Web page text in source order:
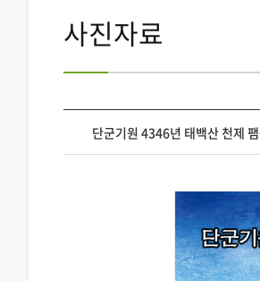
사진자료
단군기원 4346년 태백산 천제